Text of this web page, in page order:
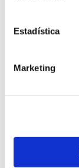
Estadística
Marketing